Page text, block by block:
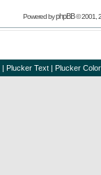
Powered byphpBB© 2001,
| Plucker Text | Plucker Color